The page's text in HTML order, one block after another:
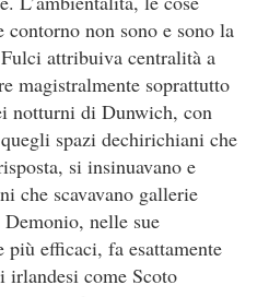
non sono e sono la
attribuiva centralità a
magistralmente soprattutto
notturni di Dunwich, con
spazi dechirichiani che
si insinuavano e
che scavavano gallerie
nelle sue
efficaci, fa esattamente
irlandesi come Scoto